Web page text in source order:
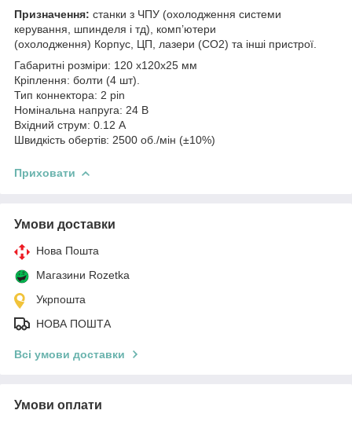
Призначення: станки з ЧПУ (охолодження системи
керування, шпинделя і тд), комп’ютери
(охолодження) Корпус, ЦП, лазери (СО2) та інші пристрої.
Габаритні розміри: 120 x120х25 мм
Кріплення: болти (4 шт).
Тип коннектора: 2 pin
Номінальна напруга: 24 В
Вхідний струм: 0.12 А
Швидкість обертів: 2500 об./мін (±10%)
Приховати
Умови доставки
Нова Пошта
Магазини Rozetka
Укрпошта
НОВА ПОШТА
Всі умови доставки
Умови оплати